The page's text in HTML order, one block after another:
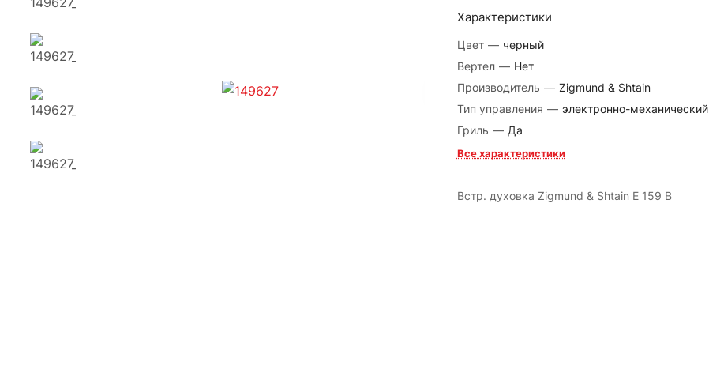
Характеристики
Цвет — черный
Вертел — Нет
Производитель — Zigmund & Shtain
Тип управления — электронно-механический
Гриль — Да
Все характеристики
Встр. духовка Zigmund & Shtain E 159 B